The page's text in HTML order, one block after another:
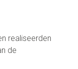
realiseerden
de